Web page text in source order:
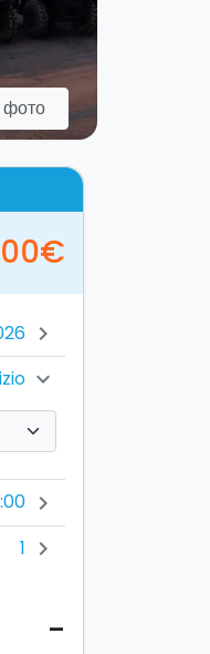
фото
chevron_right
chevron_right
chevron_right
1 chevron_right
-